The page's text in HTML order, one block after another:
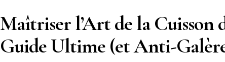
Maîtriser l’Art de la Cuisson
Guide Ultime (et Anti-